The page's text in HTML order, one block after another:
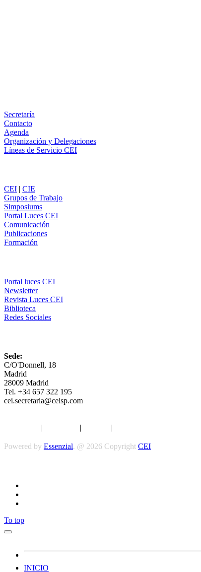
Secretaría
Contacto
Agenda
Organización y Delegaciones
Líneas de Servicio CEI
CEI | CIE
Grupos de Trabajo
Simposiums
Portal Luces CEI
Comunicación
Publicaciones
Formación
Portal luces CEI
Newsletter
Revista Luces CEI
Biblioteca
Redes Sociales
Sede:
C/O'Donnell, 18
Madrid
28009 Madrid
Tel. +34 657 322 195
cei.secretaria@ceisp.com
| | |
Powered by Essenzial. @ 2026 Copyright CEI
To top
INICIO